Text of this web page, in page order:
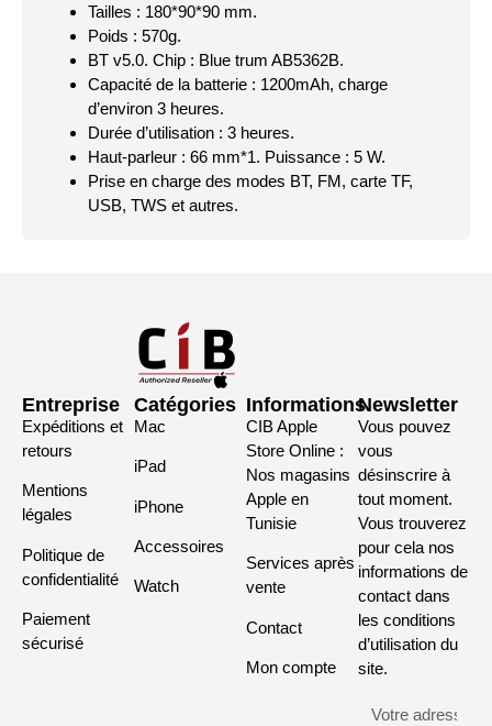
Tailles : 180*90*90 mm.
Poids : 570g.
BT v5.0. Chip : Blue trum AB5362B.
Capacité de la batterie : 1200mAh, charge
d’environ 3 heures.
Durée d’utilisation : 3 heures.
Haut-parleur : 66 mm*1. Puissance : 5 W.
Prise en charge des modes BT, FM, carte TF,
USB, TWS et autres.
Entreprise
Expéditions et
retours
Mentions
légales
Politique de
confidentialité
Paiement
sécurisé
Catégories
Mac
iPad
iPhone
Accessoires
Watch
Informations
CIB Apple
Store Online :
Nos magasins
Apple en
Tunisie
Services après
vente
Contact
Mon compte
Newsletter
Vous pouvez
vous
désinscrire à
tout moment.
Vous trouverez
pour cela nos
informations de
contact dans
les conditions
d’utilisation du
site.